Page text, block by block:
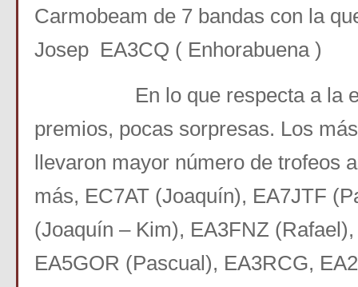
Carmobeam de 7 bandas con la
Josep EA3CQ ( Enhorabuena )
En lo que respecta a la
premios, pocas sorpresas. Los
llevaron mayor número de trofeos
más, EC7AT (Joaquín), EA7JTF
(Joaquín – Kim), EA3FNZ
EA5GOR (Pascual), EA3RCG,